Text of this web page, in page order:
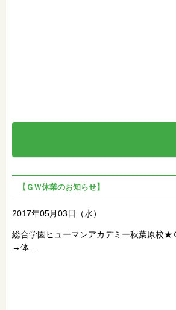
【ＧＷ休業のお知らせ】
2017年05月03日（水）
総合学園ヒューマンアカデミー秋葉原校★
→体…